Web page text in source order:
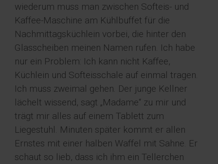
wiederum muss man zwischen Softeis- und
Kaffee-Maschine am Kühlbuffet für die
Nachmittagsküchlein vorbei, die hinter den
Glasscheiben meinen Namen rufen. Ich habe
nur ein Problem: Ich kann nicht Kaffee,
Küchlein und Softeisschale auf einmal tragen.
Ich muss zweimal gehen. Der junge Kellner
lächelt wissend, sagt „Madame“ zu mir und
trägt mir alles auf einem Tablett zum
Liegestuhl. Minuten später kommt er allen
Ernstes mit einer halben Waffel mit Sahne. Er
schaut so lieb, dass ich ihm ein Tellerchen